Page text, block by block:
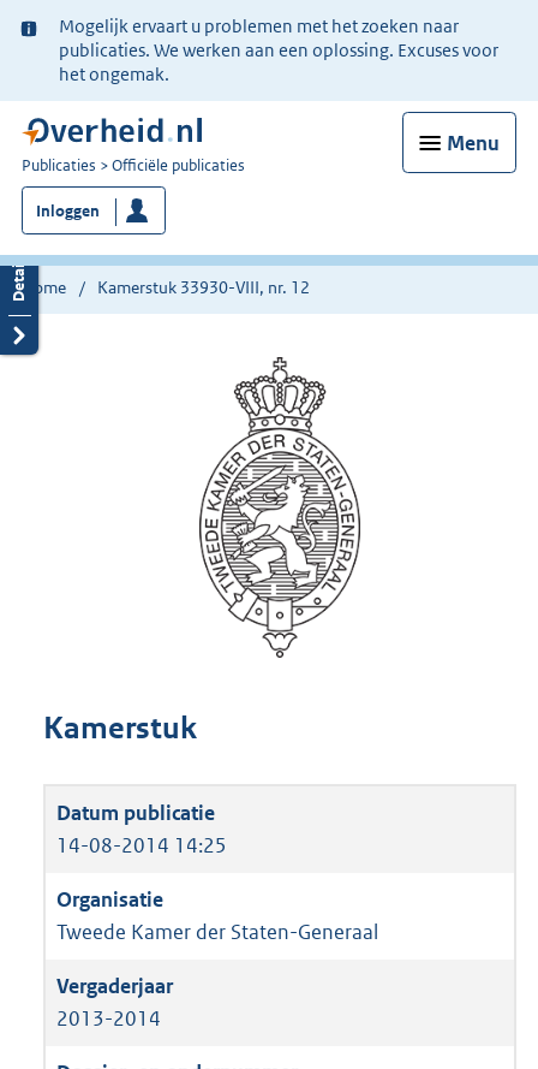
Ter
informatie:
Mogelijk ervaart u problemen met het zoeken naar
publicaties. We werken aan een oplossing. Excuses voor
het ongemak.
Menu
U
bent
nu
hier:
Publicaties Officiële publicaties
Inloggen
Home Kamerstuk 33930-VIII, nr. 12
Kamerstuk
14-08-2014 14:25
Tweede Kamer der Staten-Generaal
2013-2014